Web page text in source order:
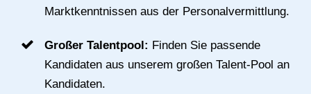
Marktkenntnissen aus der Personalvermittlung.
Großer Talentpool: Finden Sie passende
Kandidaten aus unserem großen Talent-Pool an
Kandidaten.